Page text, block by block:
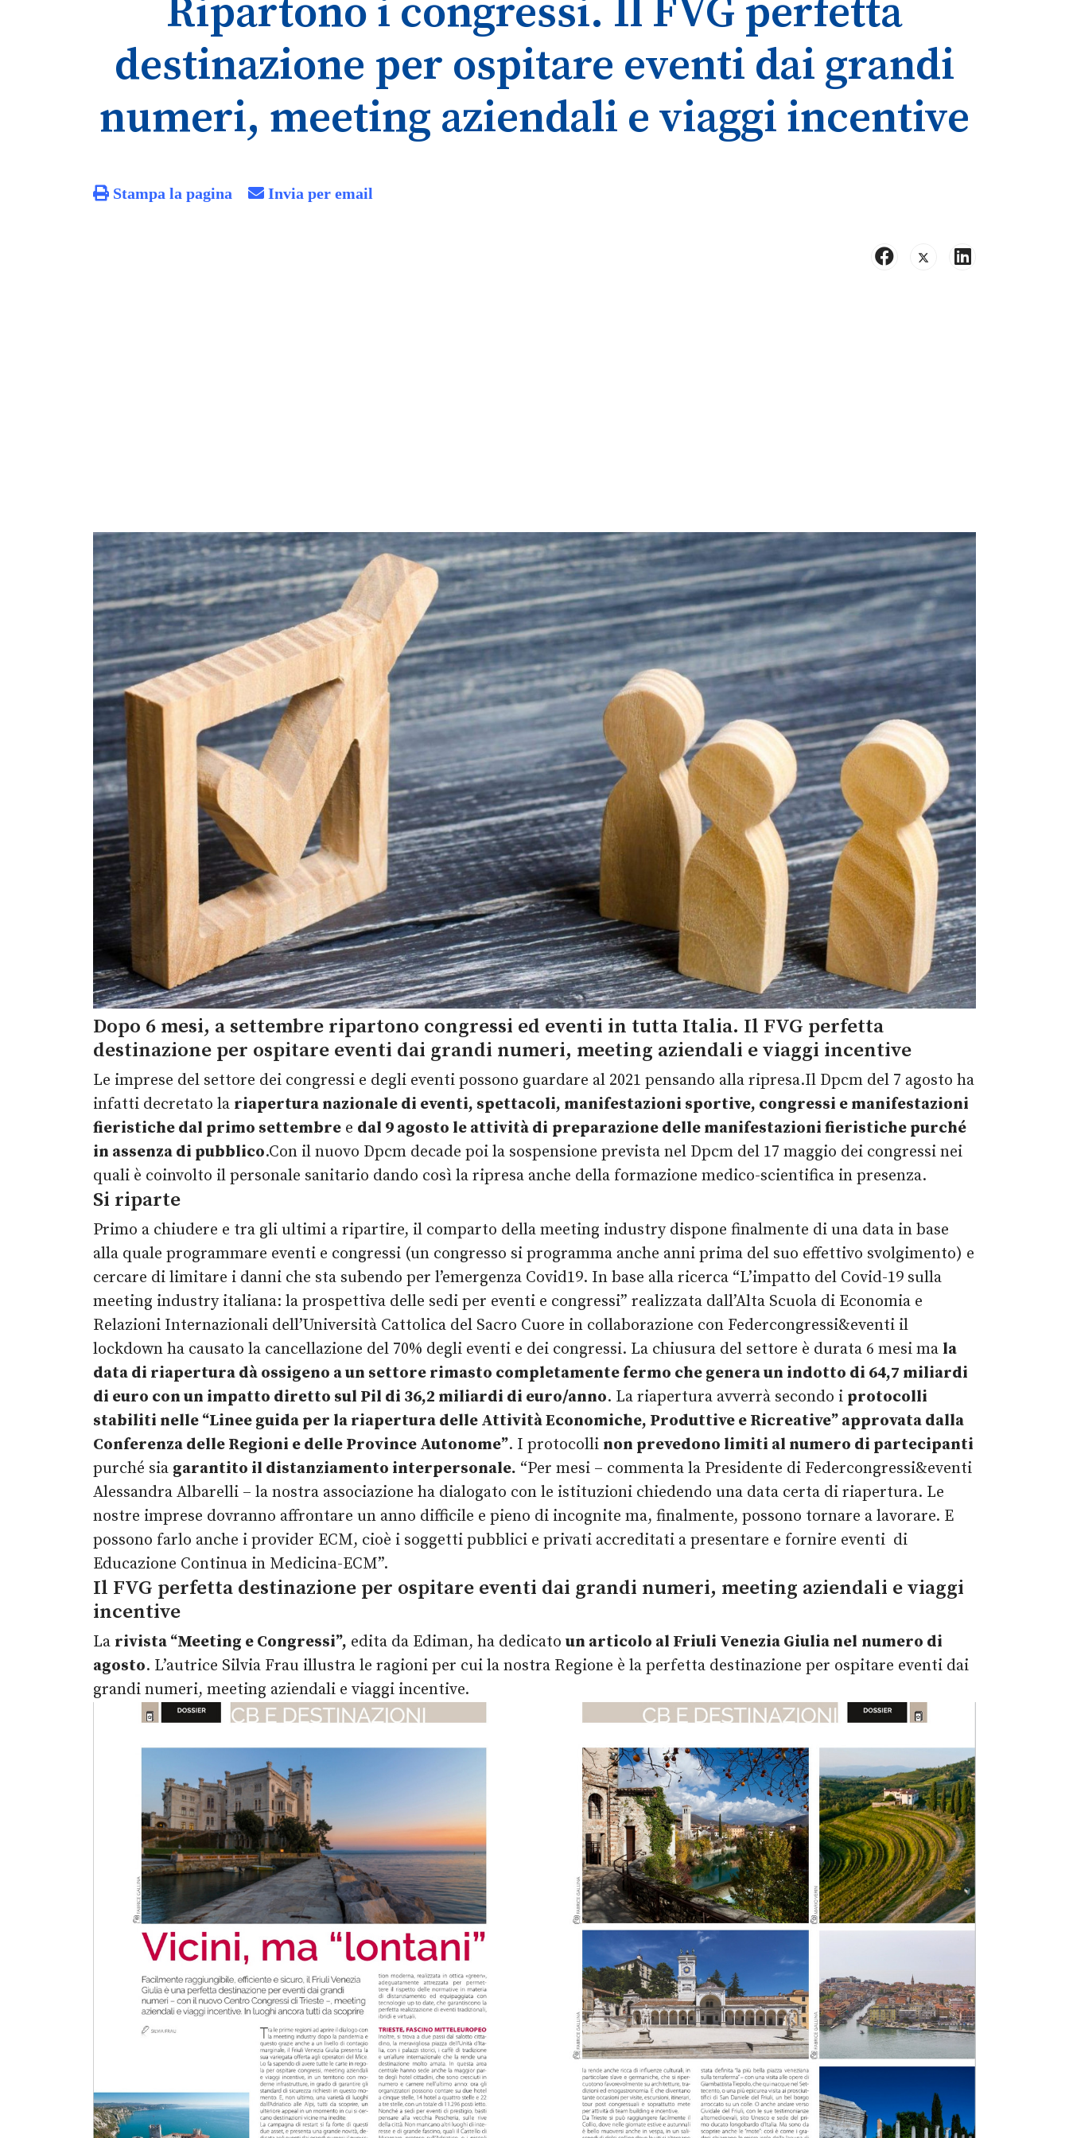
Ripartono i congressi. Il FVG perfetta
destinazione per ospitare eventi dai grandi
numeri, meeting aziendali e viaggi incentive
Stampa la pagina Invia per email
Dopo 6 mesi, a settembre ripartono congressi ed eventi in tutta Italia. Il FVG perfetta
destinazione per ospitare eventi dai grandi numeri, meeting aziendali e viaggi incentive
Le imprese del settore dei congressi e degli eventi possono guardare al 2021 pensando alla ripresa.Il Dpcm del 7 agosto ha
infatti decretato la riapertura nazionale di eventi, spettacoli, manifestazioni sportive, congressi e manifestazioni
fieristiche dal primo settembre e dal 9 agosto le attività di preparazione delle manifestazioni fieristiche purché
in assenza di pubblico.Con il nuovo Dpcm decade poi la sospensione prevista nel Dpcm del 17 maggio dei congressi nei
quali è coinvolto il personale sanitario dando così la ripresa anche della formazione medico-scientifica in presenza.
Si riparte
Primo a chiudere e tra gli ultimi a ripartire, il comparto della meeting industry dispone finalmente di una data in base
alla quale programmare eventi e congressi (un congresso si programma anche anni prima del suo effettivo svolgimento) e
cercare di limitare i danni che sta subendo per l’emergenza Covid19. In base alla ricerca “L’impatto del Covid-19 sulla
meeting industry italiana: la prospettiva delle sedi per eventi e congressi” realizzata dall’Alta Scuola di Economia e
Relazioni Internazionali dell’Università Cattolica del Sacro Cuore in collaborazione con Federcongressi&eventi il
lockdown ha causato la cancellazione del 70% degli eventi e dei congressi. La chiusura del settore è durata 6 mesi ma la
data di riapertura dà ossigeno a un settore rimasto completamente fermo che genera un indotto di 64,7 miliardi
di euro con un impatto diretto sul Pil di 36,2 miliardi di euro/anno. La riapertura avverrà secondo i protocolli
stabiliti nelle “Linee guida per la riapertura delle Attività Economiche, Produttive e Ricreative” approvata dalla
Conferenza delle Regioni e delle Province Autonome”. I protocolli non prevedono limiti al numero di partecipanti
purché sia garantito il distanziamento interpersonale. “Per mesi – commenta la Presidente di Federcongressi&eventi
Alessandra Albarelli – la nostra associazione ha dialogato con le istituzioni chiedendo una data certa di riapertura. Le
nostre imprese dovranno affrontare un anno difficile e pieno di incognite ma, finalmente, possono tornare a lavorare. E
possono farlo anche i provider ECM, cioè i soggetti pubblici e privati accreditati a presentare e fornire eventi di
Educazione Continua in Medicina-ECM”.
Il FVG perfetta destinazione per ospitare eventi dai grandi numeri, meeting aziendali e viaggi
incentive
La rivista “Meeting e Congressi”, edita da Ediman, ha dedicato un articolo al Friuli Venezia Giulia nel numero di
agosto. L’autrice Silvia Frau illustra le ragioni per cui la nostra Regione è la perfetta destinazione per ospitare eventi dai
grandi numeri, meeting aziendali e viaggi incentive.